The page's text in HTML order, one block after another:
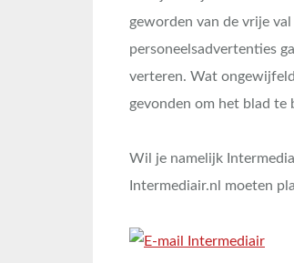
geworden van de vrije
personeelsadvertenties
verteren. Wat
gevonden om het blad te
Wil je namelijk
Intermediair.nl moeten